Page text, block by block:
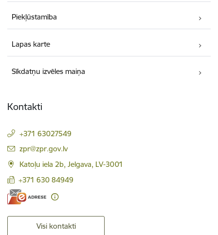
Piekļūstamība
Lapas karte
Sīkdatņu izvēles maiņa
Kontakti
+371 63027549
E-pasts:
zpr@zpr.gov.lv
Katoļu iela 2b, Jelgava, LV-3001
+371 630 84949
Visi kontakti